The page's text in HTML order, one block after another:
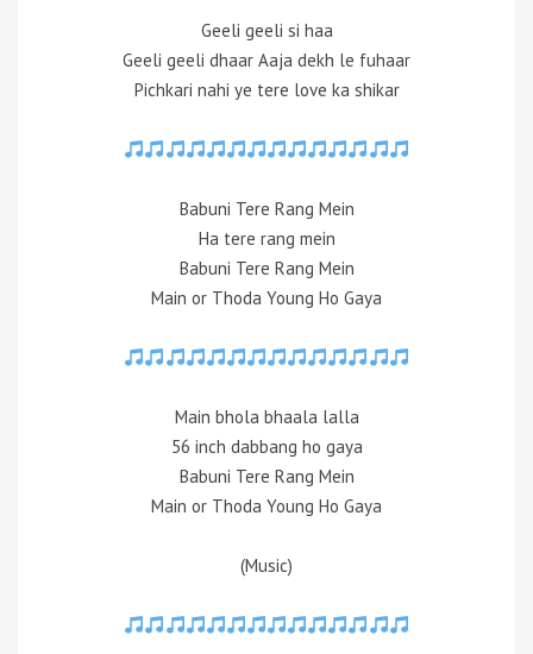
Geeli geeli si haa
Geeli geeli dhaar Aaja dekh le fuhaar
Pichkari nahi ye tere love ka shikar
Babuni Tere Rang Mein
Ha tere rang mein
Babuni Tere Rang Mein
Main or Thoda Young Ho Gaya
Main bhola bhaala lalla
56 inch dabbang ho gaya
Babuni Tere Rang Mein
Main or Thoda Young Ho Gaya
(Music)